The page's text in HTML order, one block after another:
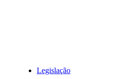
Legislação